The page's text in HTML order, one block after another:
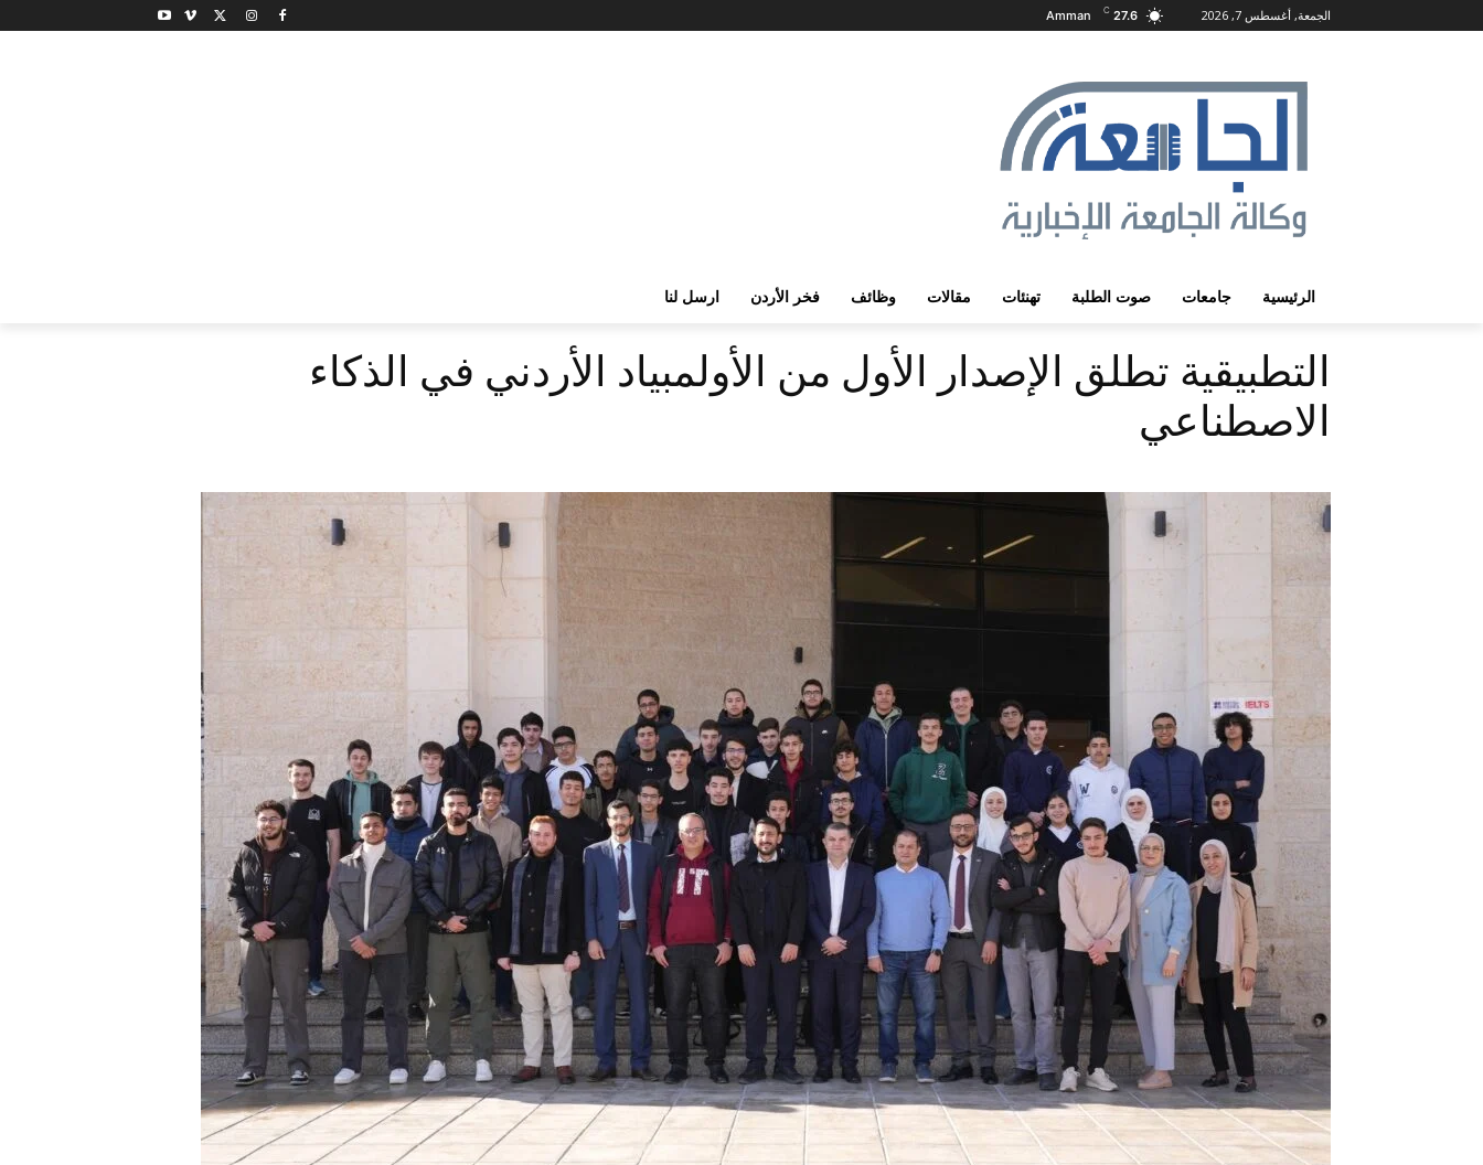
الجمعة, أغسطس 7, 2026 27.6
C
Amman
الرئيسية جامعات صوت الطلبة تهنئات مقالات وظائف فخر الأردن ارسل لنا
التطبيقية تطلق الإصدار الأول من الأولمبياد الأردني في الذكاء
الاصطناعي